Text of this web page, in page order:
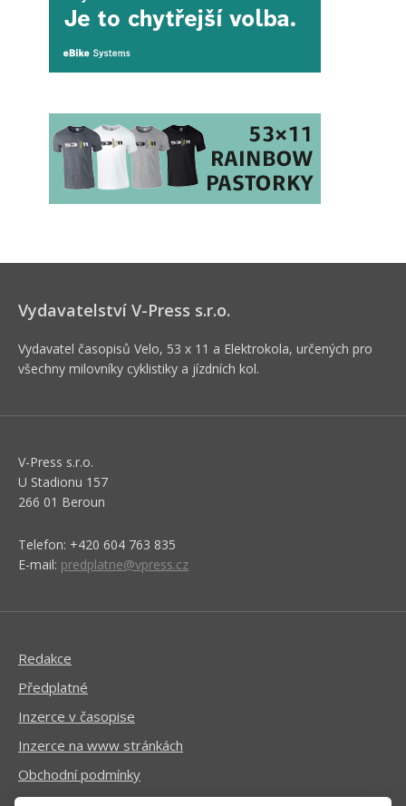
Vydavatelství V-Press s.r.o.
Vydavatel časopisů Velo, 53 x 11 a Elektrokola, určených pro
všechny milovníky cyklistiky a jízdních kol.
V-Press s.r.o.
U Stadionu 157
266 01 Beroun
Telefon: +420 604 763 835
E-mail: predplatne@vpress.cz
Redakce
Předplatné
Inzerce v časopise
Inzerce na www stránkách
Obchodní podmínky